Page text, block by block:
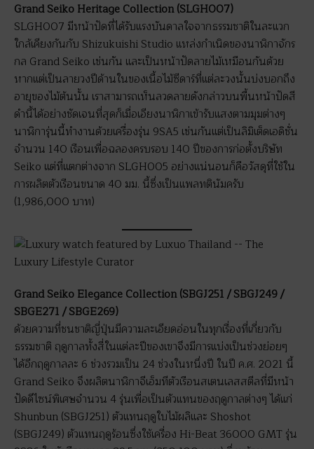
Grand Seiko Heritage Collection (SLGH007)
SLGH007 มีหน้าปัดที่ได้รับแรงบันดาลใจจากธรรมชาติในละแวก
ใกล้เคียงกันกับ Shizukuishi Studio แหล่งกำเนิดของนาฬิกาจักร
กล Grand Seiko เช่นกัน และเป็นหน้าปัดลายไม้เหมือนกันด้วย
หากแต่เป็นลายวงปีด้านในของเนื้อไม้ซีดาร์ที่แต่ละวงนั้นบ่งบอกถึง
อายุของไม้ต้นนั้น เราสามารถเห็นลวดลายดังกล่าวบนพื้นหน้าปัดสี
ดำนี้ได้อย่างชัดเจนที่สุดก็เมื่อเอียงนาฬิกาเข้ารับแสงตามมุมต่างๆ
นาฬิการุ่นนี้ทำงานด้วยเครื่องรุ่น 9SA5 เช่นกันแต่เป็นลิมิเต็ดเอดิชั่น
จำนวน 140 เรือนเพื่อฉลองครบรอบ 140 ปีของการก่อตั้งบริษัท
Seiko แต่ที่แตกต่างจาก SLGH005 อย่างแน่นอนก็คือวัสดุที่ใช้ใน
การผลิตตัวเรือนขนาด 40 มม. นี้ซึ่งเป็นแพลทตินัมครับ
(1,986,000 บาท)
Grand Seiko Elegance Collection (SBGJ251 / SBGJ249 /
SBGE271 / SBGE269)
ด้วยความที่ชนชาติญี่ปุ่นมีความละเอียดอ่อนในทุกเรื่องที่เกี่ยวกับ
ธรรมชาติ ฤดูกาลทั้งสี่ในแต่ละปีของเขาจึงมีการแบ่งเป็นช่วงย่อยๆ
ได้อีกฤดูกาลละ 6 ช่วงรวมเป็น 24 ช่วงในหนึ่งปี ในปี ค.ศ. 2021 นี้
Grand Seiko จึงผลิตนาฬิกาจีเอ็มทีตัวเรือนสเตนเลสสตีลที่มีหน้า
ปัดดีไซน์พิเศษจำนวน 4 รุ่นเพื่อเป็นตัวแทนของฤดูกาลต่างๆ ได้แก่
Shunbun (SBGJ251) ตัวแทนฤดูใบไม้ผลิและ Shoshot
(SBGJ249) ตัวแทนฤดูร้อนซึ่งใช้เครื่อง Hi-Beat 36000 GMT รุ่น